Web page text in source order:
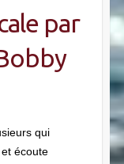
par
qui
écoute